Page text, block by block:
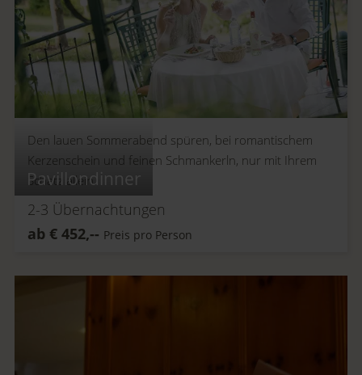
Pavillondinner
Den lauen Sommerabend spüren, bei romantischem
Kerzenschein und feinen Schmankerln, nur mit Ihrem
Schatz allein.
2-3 Übernachtungen
ab € 452,-- Preis pro Person